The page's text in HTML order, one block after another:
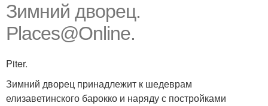
Зимний дворец.
Places@Online.
Piter.
Зимний дворец принадлежит к шедеврам
елизаветинского барокко и наряду с постройками